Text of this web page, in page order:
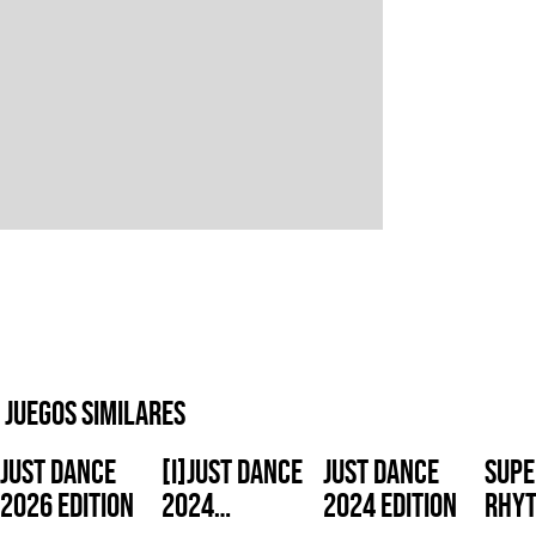
Juegos similares
Just Dance
2026 Edition
[i]Just Dance
2024
Just Dance
2024 Edition